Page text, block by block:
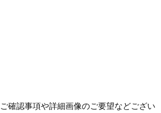
確認事項や詳細画像のご要望などござい